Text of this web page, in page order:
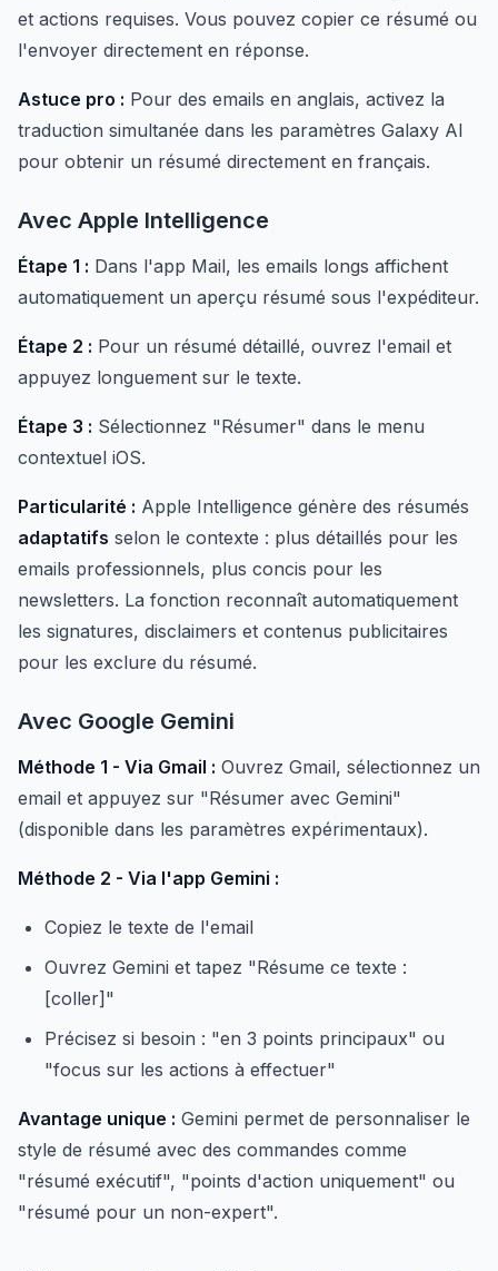
et actions requises. Vous pouvez copier ce résumé ou
l'envoyer directement en réponse.
Astuce pro : Pour des emails en anglais, activez la
traduction simultanée dans les paramètres Galaxy AI
pour obtenir un résumé directement en français.
Avec Apple Intelligence
Étape 1 : Dans l'app Mail, les emails longs affichent
automatiquement un aperçu résumé sous l'expéditeur.
Étape 2 : Pour un résumé détaillé, ouvrez l'email et
appuyez longuement sur le texte.
Étape 3 : Sélectionnez "Résumer" dans le menu
contextuel iOS.
Particularité : Apple Intelligence génère des résumés
adaptatifs selon le contexte : plus détaillés pour les
emails professionnels, plus concis pour les
newsletters. La fonction reconnaît automatiquement
les signatures, disclaimers et contenus publicitaires
pour les exclure du résumé.
Avec Google Gemini
Méthode 1 - Via Gmail : Ouvrez Gmail, sélectionnez un
email et appuyez sur "Résumer avec Gemini"
(disponible dans les paramètres expérimentaux).
Méthode 2 - Via l'app Gemini :
Copiez le texte de l'email
Ouvrez Gemini et tapez "Résume ce texte :
[coller]"
Précisez si besoin : "en 3 points principaux" ou
"focus sur les actions à effectuer"
Avantage unique : Gemini permet de personnaliser le
style de résumé avec des commandes comme
"résumé exécutif", "points d'action uniquement" ou
"résumé pour un non-expert".